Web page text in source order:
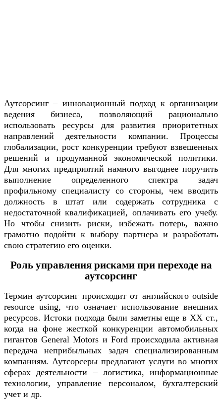
Аутсорсинг – инновационный подход к организации
ведения бизнеса, позволяющий рационально
использовать ресурсы для развития приоритетных
направлений деятельности компании. Процессы
глобализации, рост конкуренции требуют взвешенных
решений и продуманной экономической политики.
Для многих предприятий намного выгоднее поручить
выполнение определенного спектра задач
профильному специалисту со стороны, чем вводить
должность в штат или содержать сотрудника с
недостаточной квалификацией, оплачивать его учебу.
Но чтобы снизить риски, избежать потерь, важно
грамотно подойти к выбору партнера и разработать
свою стратегию его оценки.
Роль управления рисками при переходе на
аутсорсинг
Термин аутсорсинг происходит от английского outside
resource using, что означает использование внешних
ресурсов. Истоки подхода были заметны еще в XX ст.,
когда на фоне жесткой конкуренции автомобильных
гигантов General Motors и Ford происходила активная
передача неприбыльных задач специализированным
компаниям. Аутсорсеры предлагают услуги во многих
сферах деятельности – логистика, информационные
технологии, управление персоналом, бухгалтерский
учет и др.